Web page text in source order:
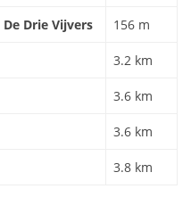
Drie Vijvers 156 m
3.2 km
3.6 km
3.6 km
3.8 km